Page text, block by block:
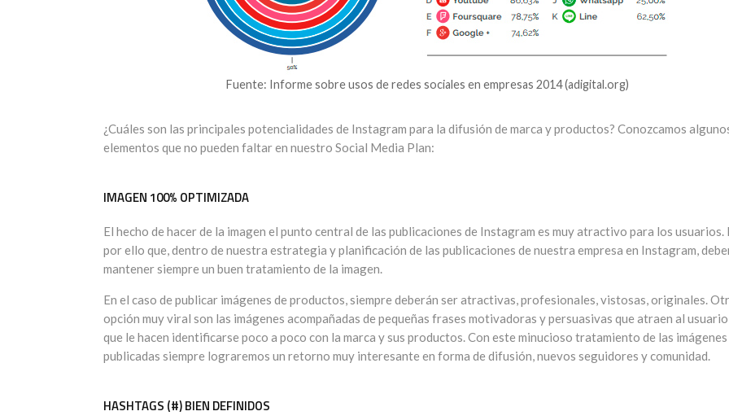
Fuente: Informe sobre usos de redes sociales en empresas 2014 (adigital.org)
¿Cuáles son las principales potencialidades de Instagram para la difusión de marca y productos? Conozcamos
elementos que no pueden faltar en nuestro Social Media Plan:
IMAGEN 100% OPTIMIZADA
El hecho de hacer de la imagen el punto central de las publicaciones de Instagram es muy atractivo para los usuarios.
por ello que, dentro de nuestra estrategia y planificación de las publicaciones de nuestra empresa en Instagram,
mantener siempre un buen tratamiento de la imagen.
En el caso de publicar imágenes de productos, siempre deberán ser atractivas, profesionales, vistosas, originales.
opción muy viral son las imágenes acompañadas de pequeñas frases motivadoras y persuasivas que atraen al
que le hacen identificarse poco a poco con la marca y sus productos. Con este minucioso tratamiento de las imágenes
publicadas siempre lograremos un retorno muy interesante en forma de difusión, nuevos seguidores y comunidad.
HASHTAGS (#) BIEN DEFINIDOS